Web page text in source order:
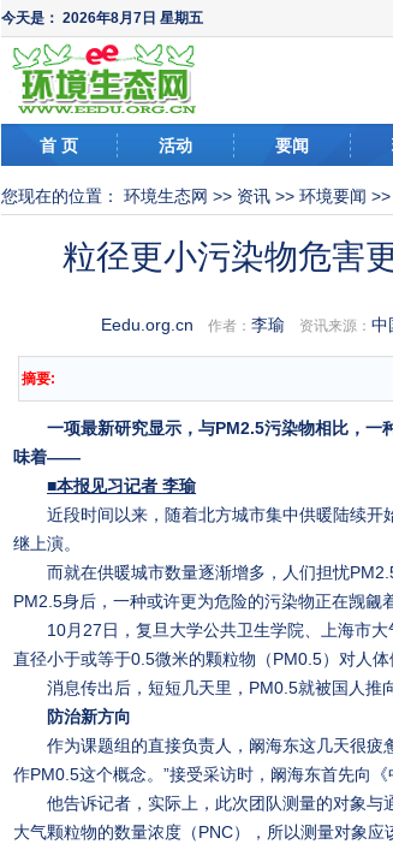
今天是： 2026年8月7日 星期五
首 页 活动 要闻
您现在的位置： 环境生态网 >> 资讯 >> 环境要闻 >>
粒径更小污染物危害
Eedu.org.cn 作者：李瑜 资讯来源：中
摘要:
一项最新研究显示，与PM2.5污染物相比，一
味着——
■本报见习记者 李瑜
近段时间以来，随着北方城市集中供暖陆续开
继上演。
而就在供暖城市数量逐渐增多，人们担忧
PM2.5身后，一种或许更为危险的污染物正在觊觎
10月27日，复旦大学公共卫生学院、上海市
直径小于或等于0.5微米的颗粒物（PM0.5）对人
消息传出后，短短几天里，PM0.5就被国人推
防治新方向
作为课题组的直接负责人，阚海东这几天很
作PM0.5这个概念。”接受采访时，阚海东首先向
他告诉记者，实际上，此次团队测量的对象与
大气颗粒物的数量浓度（PNC），所以测量对象